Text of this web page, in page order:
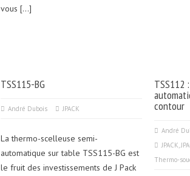
vous […]
TSS115-BG
André Dubois JPACK
La thermo-scelleuse semi-
automatique sur table TSS115-BG est
le fruit des investissements de J Pack
TSS112
contour
André
JPACK,
Thermo-